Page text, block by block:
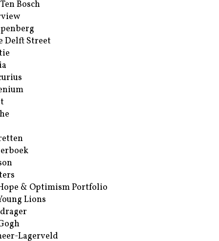
Bosch
Delft Street
& Optimism Portfolio
Lions
Lagerveld